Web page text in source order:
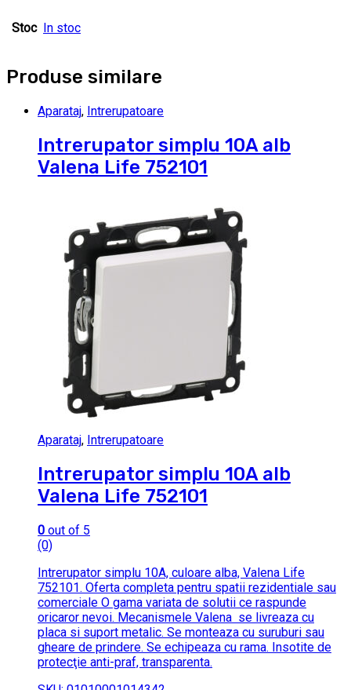
Stoc In stoc
Produse similare
Aparataj, Intrerupatoare
Intrerupator simplu 10A alb
Valena Life 752101
Aparataj, Intrerupatoare
Intrerupator simplu 10A alb
Valena Life 752101
0 out of 5
(0)
Intrerupator simplu 10A, culoare alba, Valena Life
752101. Oferta completa pentru spatii rezidentiale sau
comerciale O gama variata de solutii ce raspunde
oricaror nevoi. Mecanismele Valena se livreaza cu
placa si suport metalic. Se monteaza cu suruburi sau
gheare de prindere. Se echipeaza cu rama. Insotite de
protecţie anti-praf, transparenta.